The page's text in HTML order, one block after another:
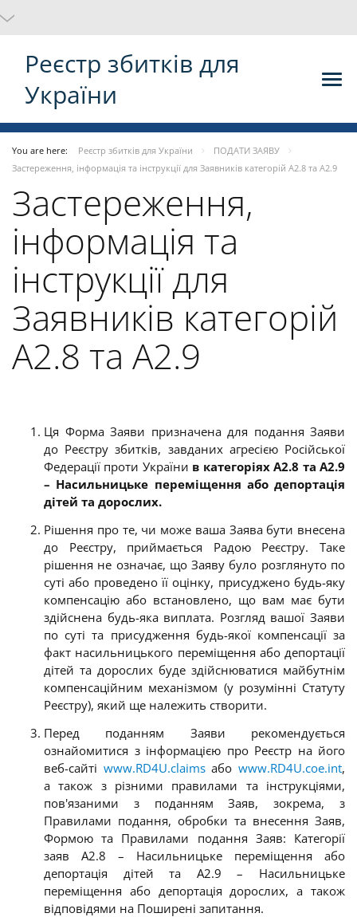
Реєстр збитків для
України
You are here: Реєстр збитків для України
ПОДАТИ ЗАЯВУ
Застереження, інформація та інструкції для Заявників категорій A2.8 та A2.9
Застереження,
інформація та
інструкції для
Заявників категорій
A2.8 та A2.9
Ця Форма Заяви призначена для подання Заяви
до Реєстру збитків, завданих агресією Російської
Федерації проти України в категоріях А2.8 та А2.9
– Насильницьке переміщення або депортація
дітей та дорослих.
Рішення про те, чи може ваша Заява бути внесена
до Реєстру, приймається Радою Реєстру. Таке
рішення не означає, що Заяву було розглянуто по
суті або проведено її оцінку, присуджено будь-яку
компенсацію або встановлено, що вам має бути
здійснена будь-яка виплата. Розгляд вашої Заяви
по суті та присудження будь-якої компенсації за
факт насильницького переміщення або депортації
дітей та дорослих буде здійснюватися майбутнім
компенсаційним механізмом (у розумінні Статуту
Реєстру), який ще належить створити.
Перед поданням Заяви рекомендується
ознайомитися з інформацією про Реєстр на його
веб-сайті www.RD4U.claimsабоwww.RD4U.coe.int,
а також з різними правилами та інструкціями,
пов'язаними з поданням Заяв, зокрема, з
Правилами подання, обробки та внесення Заяв,
Формою та Правилами подання Заяв: Категорії
заяв A2.8 – Насильницьке переміщення або
депортація дітей та A2.9 – Насильницьке
переміщення або депортація дорослих, а також
відповідями на Поширені запитання.